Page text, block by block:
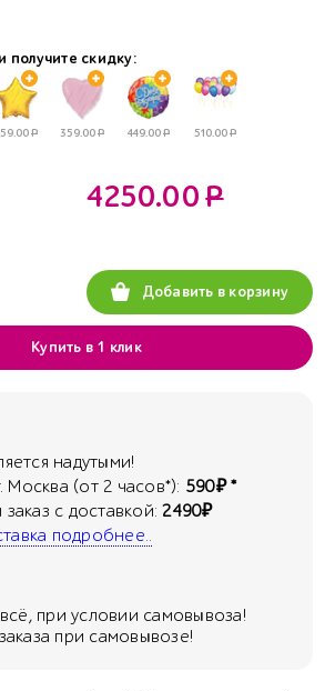
и получите скидку:
Р 359.00Р 449.00Р 510.00Р
4250.00Р
Добавить в корзину
Купить в 1 клик
надутыми!
Москва (от 2 часов*): 590₽ *
с доставкой:2490₽
подробнее..
при условии самовывоза!
при самовывозе!